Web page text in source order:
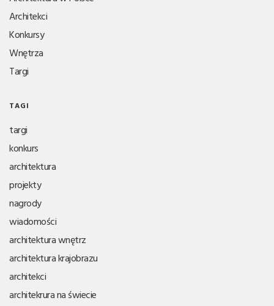
Architekci
Konkursy
Wnętrza
Targi
TAGI
targi
konkurs
architektura
projekty
nagrody
wiadomości
architektura wnętrz
architektura krajobrazu
architekci
architekrura na świecie